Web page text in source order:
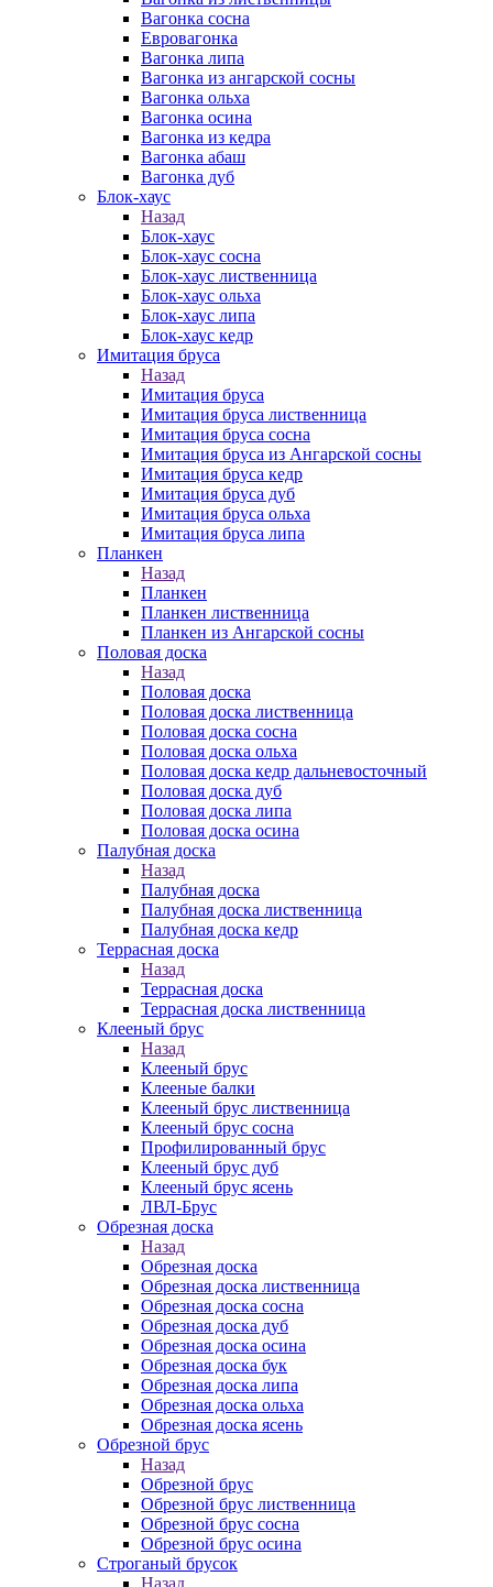
Вагонка сосна
Евровагонка
Вагонка липа
Вагонка из ангарской сосны
Вагонка ольха
Вагонка осина
Вагонка из кедра
Вагонка абаш
Вагонка дуб
Блок-хаус
Назад
Блок-хаус
Блок-хаус сосна
Блок-хаус лиственница
Блок-хаус ольха
Блок-хаус липа
Блок-хаус кедр
Имитация бруса
Назад
Имитация бруса
Имитация бруса лиственница
Имитация бруса сосна
Имитация бруса из Ангарской сосны
Имитация бруса кедр
Имитация бруса дуб
Имитация бруса ольха
Имитация бруса липа
Планкен
Назад
Планкен
Планкен лиственница
Планкен из Ангарской сосны
Половая доска
Назад
Половая доска
Половая доска лиственница
Половая доска сосна
Половая доска ольха
Половая доска кедр дальневосточный
Половая доска дуб
Половая доска липа
Половая доска осина
Палубная доска
Назад
Палубная доска
Палубная доска лиственница
Палубная доска кедр
Террасная доска
Назад
Террасная доска
Террасная доска лиственница
Клееный брус
Назад
Клееный брус
Клееные балки
Клееный брус лиственница
Клееный брус сосна
Профилированный брус
Клееный брус дуб
Клееный брус ясень
ЛВЛ-Брус
Обрезная доска
Назад
Обрезная доска
Обрезная доска лиственница
Обрезная доска сосна
Обрезная доска дуб
Обрезная доска осина
Обрезная доска бук
Обрезная доска липа
Обрезная доска ольха
Обрезная доска ясень
Обрезной брус
Назад
Обрезной брус
Обрезной брус лиственница
Обрезной брус сосна
Обрезной брус осина
Строганый брусок
Назад